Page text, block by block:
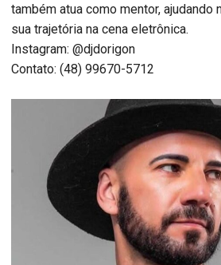
também atua como mentor, ajudando
sua trajetória na cena eletrônica.
Instagram: @djdorigon
Contato: (48) 99670-5712